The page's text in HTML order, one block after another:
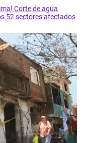
Corte de agua
52 sectores afectados